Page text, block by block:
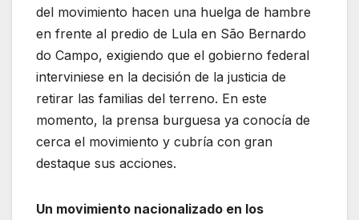
del movimiento hacen una huelga de hambre
en frente al predio de Lula en São Bernardo
do Campo, exigiendo que el gobierno federal
interviniese en la decisión de la justicia de
retirar las familias del terreno. En este
momento, la prensa burguesa ya conocía de
cerca el movimiento y cubría con gran
destaque sus acciones.
Un movimiento nacionalizado en los